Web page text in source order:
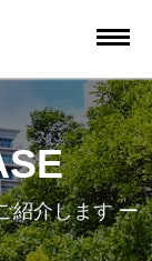
紹介します ー